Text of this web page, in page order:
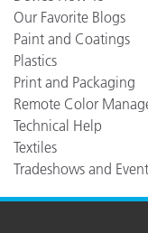
Our Favorite Blogs
Paint and Coatings
Plastics
Print and Packaging
Remote Color
Technical Help
Textiles
Tradeshows and